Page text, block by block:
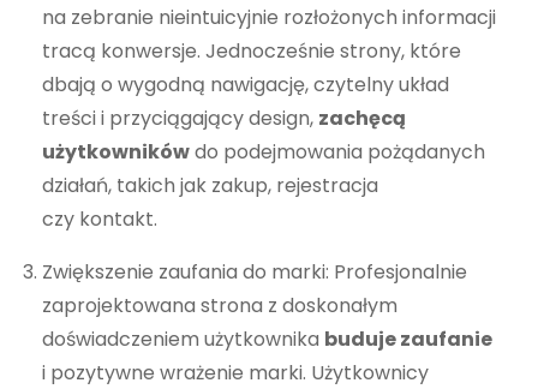
na zebranie nieintuicyjnie rozłożonych informacji
tracą konwersje. Jednocześnie strony, które
dbają o wygodną nawigację, czytelny układ
treści i przyciągający design, zachęcą
użytkownikówdo podejmowania pożądanych
działań, takich jak zakup, rejestracja
czy kontakt.
Zwiększenie zaufania do marki: Profesjonalnie
zaprojektowana strona z doskonałym
doświadczeniem użytkownika buduje zaufanie
i pozytywne wrażenie marki. Użytkownicy